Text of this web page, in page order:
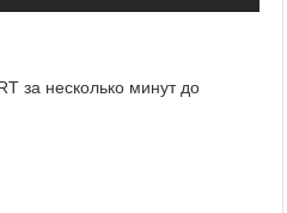
за несколько минут до